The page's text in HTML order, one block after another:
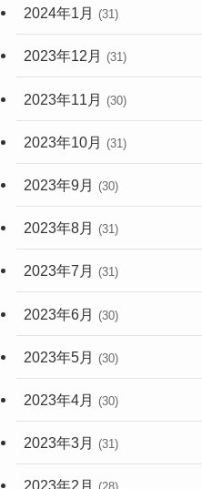
2024年1月 (31)
2023年12月 (31)
2023年11月 (30)
2023年10月 (31)
2023年9月 (30)
2023年8月 (31)
2023年7月 (31)
2023年6月 (30)
2023年5月 (30)
2023年4月 (30)
2023年3月 (31)
2023年2月